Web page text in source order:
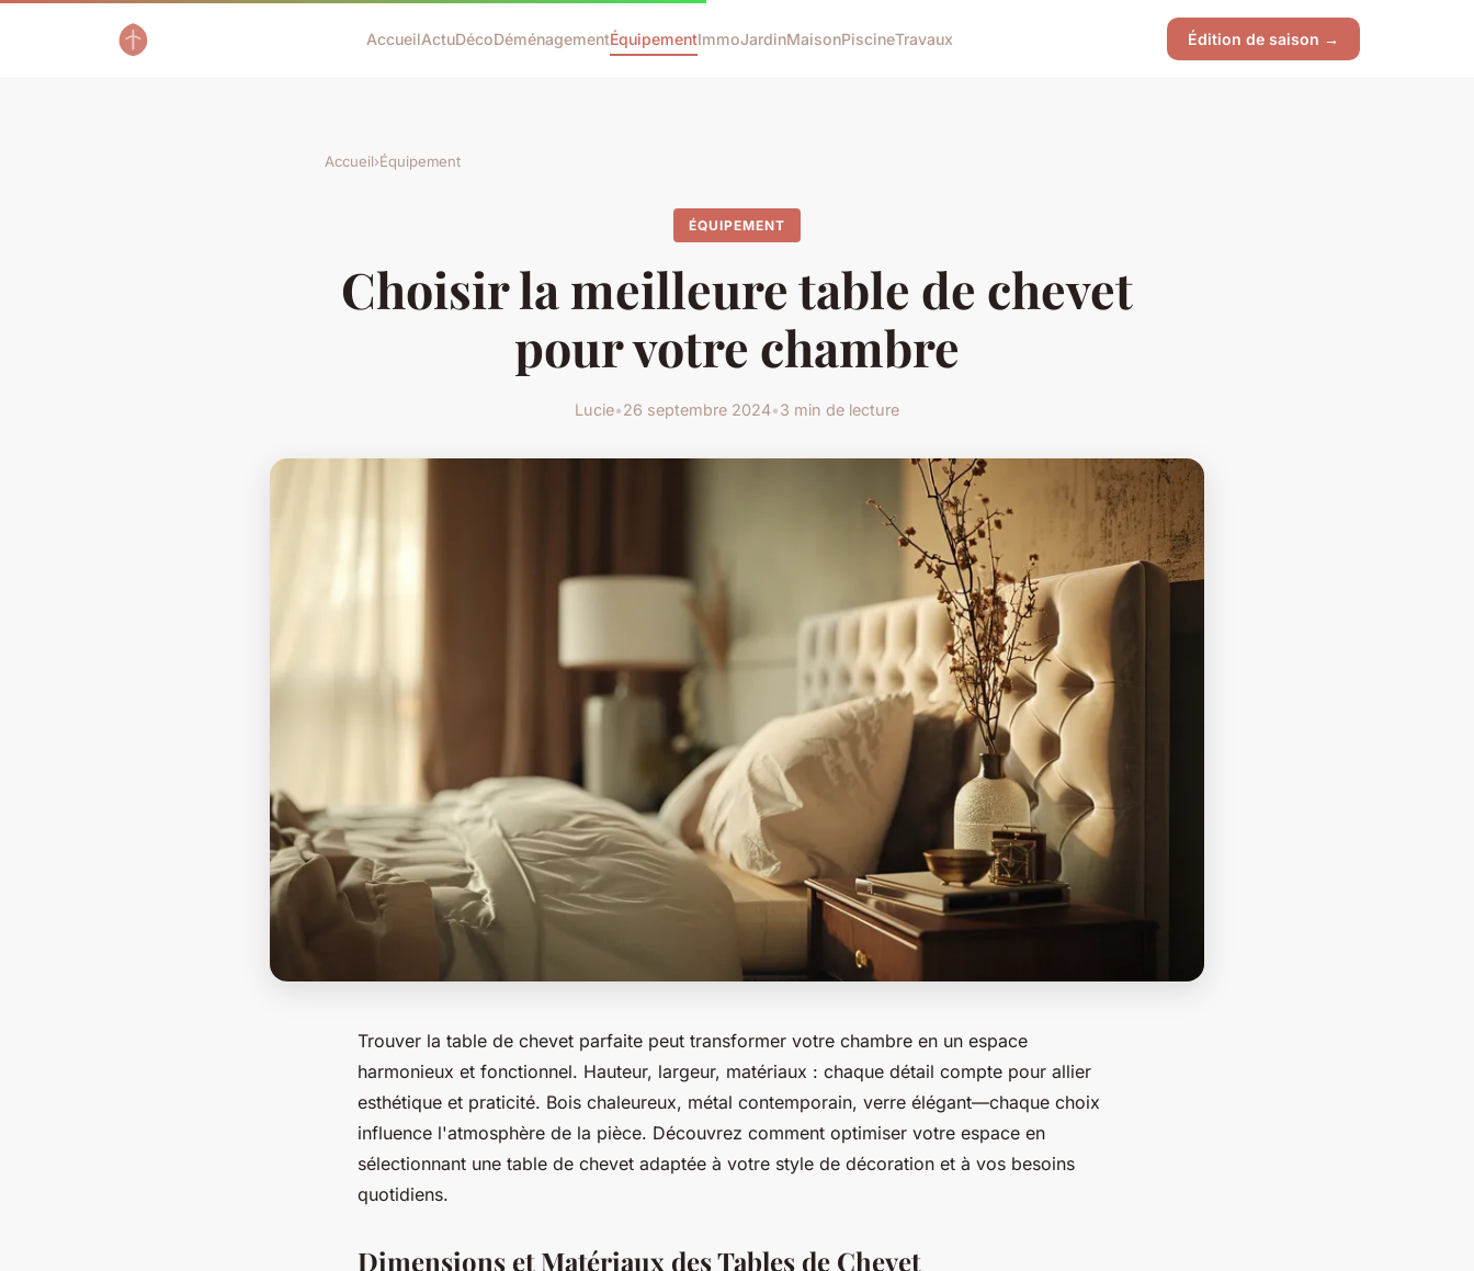
AccueilActuDécoDéménagementÉquipementImmoJardinMaisonPiscineTravaux Édition de saison →
Accueil›Équipement
ÉQUIPEMENT
Choisir la meilleure table de chevet
pour votre chambre
Lucie•26 septembre 2024•3 min de lecture
Trouver la table de chevet parfaite peut transformer votre chambre en un espace
harmonieux et fonctionnel. Hauteur, largeur, matériaux : chaque détail compte pour allier
esthétique et praticité. Bois chaleureux, métal contemporain, verre élégant—chaque choix
influence l'atmosphère de la pièce. Découvrez comment optimiser votre espace en
sélectionnant une table de chevet adaptée à votre style de décoration et à vos besoins
quotidiens.
Dimensions et Matériaux des Tables de Chevet